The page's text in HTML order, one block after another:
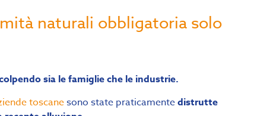
naturali obbligatoria solo
sia le famiglie che le industrie.
toscanesono state praticamentedistrutte